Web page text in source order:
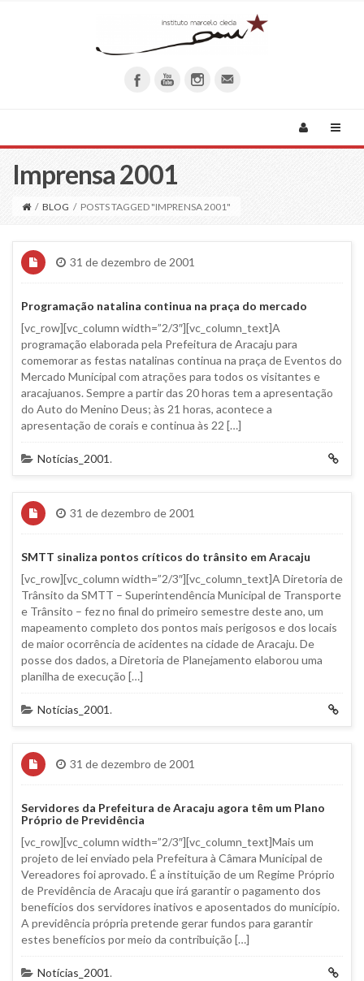
Imprensa 2001
/ BLOG / POSTS TAGGED "IMPRENSA 2001"
31 de dezembro de 2001
Programação natalina continua na praça do mercado
[vc_row][vc_column width=”2/3″][vc_column_text]A
programação elaborada pela Prefeitura de Aracaju para
comemorar as festas natalinas continua na praça de Eventos do
Mercado Municipal com atrações para todos os visitantes e
aracajuanos. Sempre a partir das 20 horas tem a apresentação
do Auto do Menino Deus; às 21 horas, acontece a
apresentação de corais e continua às 22 […]
Notícias_2001.
31 de dezembro de 2001
SMTT sinaliza pontos críticos do trânsito em Aracaju
[vc_row][vc_column width=”2/3″][vc_column_text]A Diretoria de
Trânsito da SMTT – Superintendência Municipal de Transporte
e Trânsito – fez no final do primeiro semestre deste ano, um
mapeamento completo dos pontos mais perigosos e dos locais
de maior ocorrência de acidentes na cidade de Aracaju. De
posse dos dados, a Diretoria de Planejamento elaborou uma
planilha de execução […]
Notícias_2001.
31 de dezembro de 2001
Servidores da Prefeitura de Aracaju agora têm um Plano
Próprio de Previdência
[vc_row][vc_column width=”2/3″][vc_column_text]Mais um
projeto de lei enviado pela Prefeitura à Câmara Municipal de
Vereadores foi aprovado. É a instituição de um Regime Próprio
de Previdência de Aracaju que irá garantir o pagamento dos
benefícios dos servidores inativos e aposentados do município.
A previdência própria pretende gerar fundos para garantir
estes benefícios por meio da contribuição […]
Notícias_2001.